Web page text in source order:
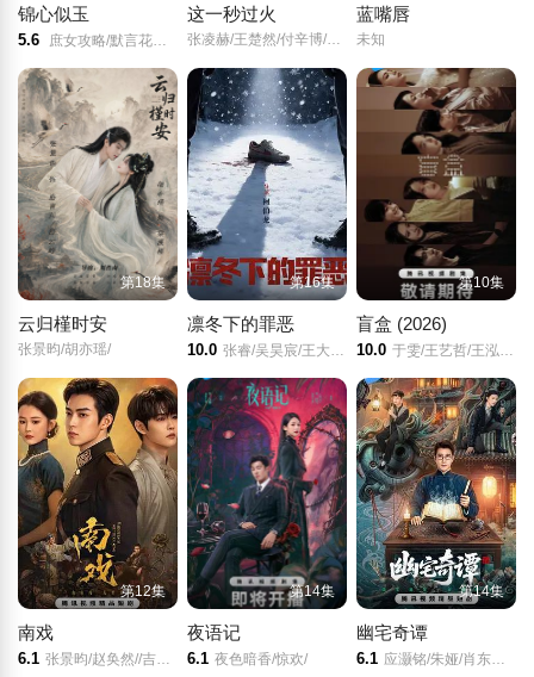
锦心似玉
5.6 庶女攻略/默言花事/罗十一娘/The Sword and the Brocade/
这一秒过火
张凌赫/王楚然/付辛博/徐振轩/
蓝嘴唇
未知
第18集
云归槿时安
张景昀/胡亦瑶/
第16集
凛冬下的罪恶
10.0 张睿/吴昊宸/王大奇/孙之鸿/
第10集
盲盒 (2026)
10.0 于雯/王艺哲/王泓鑫/卜冠今/
第12集
南戏
6.1 张景昀/赵奂然//吉舒亦/
第14集
夜语记
6.1 夜色暗香/惊欢/
第14集
幽宅奇谭
6.1 应灏铭/朱娅/肖东昊/宋未央/